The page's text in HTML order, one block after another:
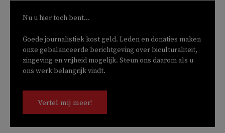
Nu u hier toch bent...
Goede journalistiek kost geld. Leden en donaties maken
onze gebalanceerde berichtgeving over biculturaliteit,
zingeving en vrijheid mogelijk. Steun ons daarom als u
ons werk belangrijk vindt.
Vertel mij meer!